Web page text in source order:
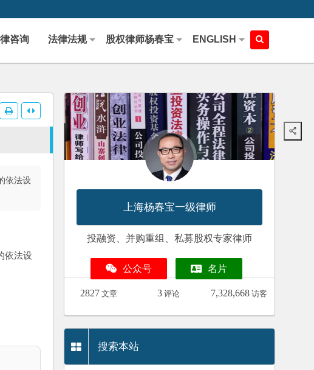
咨询 法律法规 股权律师杨春宝 ENGLISH
依法设
依法设
上海杨春宝一级律师
投融资、并购重组、私募股权专家律师
公众号 名片
2827 文章 3 评论 7,328,668 访客
搜索本站